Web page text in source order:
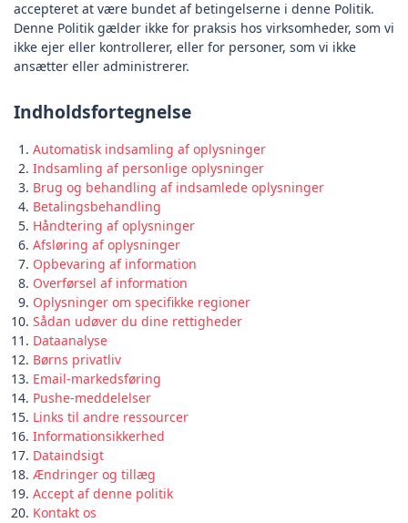
accepteret at være bundet af betingelserne i denne Politik.
Denne Politik gælder ikke for praksis hos virksomheder, som vi
ikke ejer eller kontrollerer, eller for personer, som vi ikke
ansætter eller administrerer.
Indholdsfortegnelse
Automatisk indsamling af oplysninger
Indsamling af personlige oplysninger
Brug og behandling af indsamlede oplysninger
Betalingsbehandling
Håndtering af oplysninger
Afsløring af oplysninger
Opbevaring af information
Overførsel af information
Oplysninger om specifikke regioner
Sådan udøver du dine rettigheder
Dataanalyse
Børns privatliv
Email-markedsføring
Pushe-meddelelser
Links til andre ressourcer
Informationsikkerhed
Dataindsigt
Ændringer og tillæg
Accept af denne politik
Kontakt os